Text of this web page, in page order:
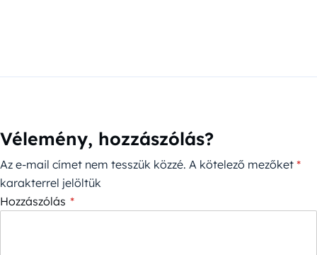
Vélemény, hozzászólás?
Az e-mail címet nem tesszük közzé. A kötelező mezőket *
karakterrel jelöltük
Hozzászólás *